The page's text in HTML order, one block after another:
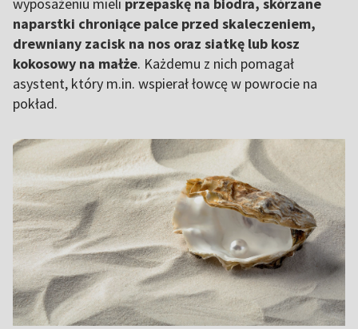
naparstki chroniące palce przed skaleczeniem,
drewniany zacisk na nos oraz siatkę lub kosz
kokosowy na małże. Każdemu z nich pomagał
asystent, który m.in. wspierał łowcę w powrocie na
pokład.